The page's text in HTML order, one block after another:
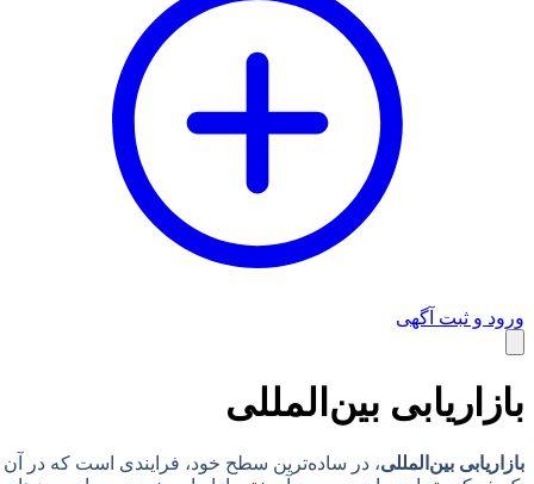
وبلاگ
ورود و ثبت آگهی
بازاریابی بین‌المللی
بازاریابی بین‌المللی ، در ساده‌ترین سطح خود، فرایندی است که در آن